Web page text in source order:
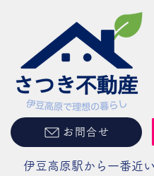
伊豆高原駅から一番近
お問合せ